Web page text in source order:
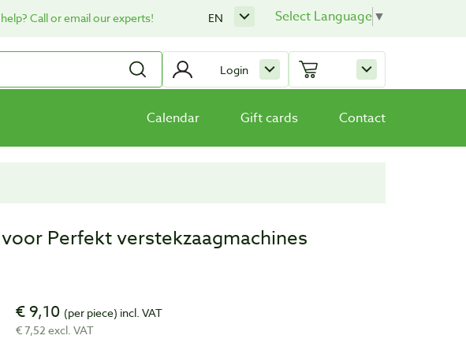
Call or email our experts! Select Language▼
EN
Login
Calendar Gift cards Contact
Perfekt verstekzaagmachines
€ 9,10 (per piece) incl. VAT
€ 7,52 excl. VAT